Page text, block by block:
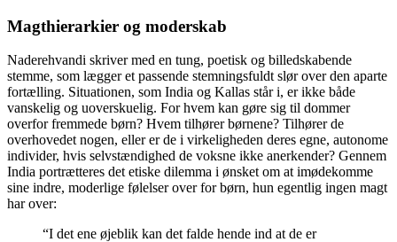
Magthierarkier og moderskab
Naderehvandi skriver med en tung, poetisk og billedskabende
stemme, som lægger et passende stemningsfuldt slør over den aparte
fortælling. Situationen, som India og Kallas står i, er ikke både
vanskelig og uoverskuelig. For hvem kan gøre sig til dommer
overfor fremmede børn? Hvem tilhører børnene? Tilhører de
overhovedet nogen, eller er de i virkeligheden deres egne, autonome
individer, hvis selvstændighed de voksne ikke anerkender? Gennem
India portrætteres det etiske dilemma i ønsket om at imødekomme
sine indre, moderlige følelser over for børn, hun egentlig ingen magt
har over:
“I det ene øjeblik kan det falde hende ind at de er